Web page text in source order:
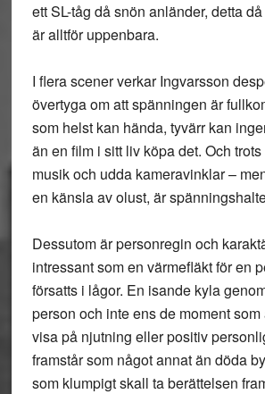
ett SL-tåg då snön anländer, detta
är alltför uppenbara.
I flera scener verkar Ingvarsson
övertyga om att spänningen är
som helst kan hända, tyvärr kan
än en film i sitt liv köpa det. Och
musik och udda kameravinklar –
en känsla av olust, är
Dessutom är personregin och
intressant som en värmefläkt för en
försatts i lågor. En isande kyla
person och inte ens de moment
visa på njutning eller positiv
framstår som något annat än döda
som klumpigt skall ta berättelsen